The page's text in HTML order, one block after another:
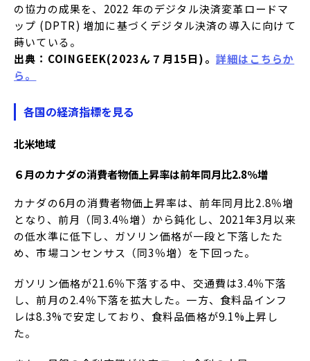
の協力の成果を、2022 年のデジタル決済変革ロードマ
ップ (DPTR) 増加に基づくデジタル決済の導入に向けて
蒔いている。
出典：COINGEEK(2023ん７月15日)。 詳細はこちらか
ら。
各国の経済指標を見る
北米地域
６月のカナダの消費者物価上昇率は前年同月比2.8％増
カナダの6月の消費者物価上昇率は、前年同月比2.8％増
となり、前月（同3.4％増）から鈍化し、2021年3月以来
の低水準に低下し、ガソリン価格が一段と下落したた
め、市場コンセンサス（同3％増）を下回った。
ガソリン価格が21.6％下落する中、交通費は3.4％下落
し、前月の2.4％下落を拡大した。一方、食料品インフ
レは8.3%で安定しており、食料品価格が9.1%上昇し
た。